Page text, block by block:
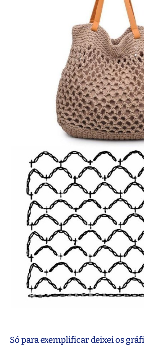
Só para exemplificar deixei os